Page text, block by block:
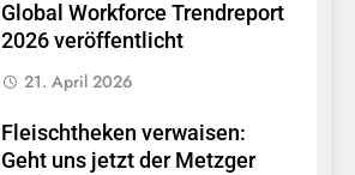
Global Workforce Trendreport
2026 veröffentlicht
21. April 2026
Fleischtheken verwaisen:
Geht uns jetzt der Metzger